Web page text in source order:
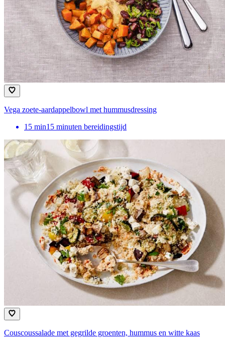
Vega zoete-aardappelbowl met hummusdressing
15 min15 minuten bereidingstijd
Couscoussalade met gegrilde groenten, hummus en witte kaas